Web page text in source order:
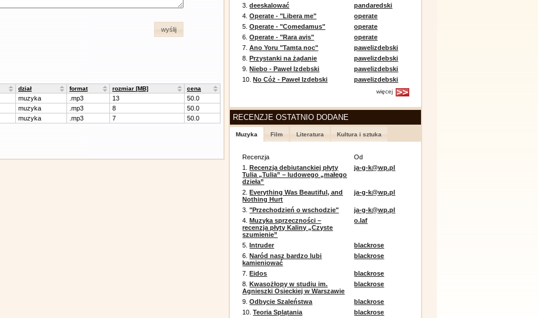
wyślij
dział format rozmiar [MB] cena
muzyka .mp3 13
50.0
muzyka .mp3 8
50.0
muzyka .mp3 7 50.0
3.deeskalować
pandaredski
4.Operate - "Libera me"
operate
5.Operate - "Comedamus"
operate
6.Operate - "Rara avis"
operate
7.Ano Yoru "Tamta noc"
pawelizdebski
8.Przystanki na żądanie
pawelizdebski
9.Niebo - Paweł Izdebski
pawelizdebski
10.No Cóż - Paweł Izdebski pawelizdebski
więcej
RECENZJE OSTATNIO DODANE
Muzyka Film Literatura Kultura i sztuka
Recenzja
Od
1.Recenzja debiutanckiej płyty
Tulia „Tulia” – ludowego „małego
dzieła”
ja-g-k@wp.pl
2.Everything Was Beautiful, and
Nothing Hurt
ja-g-k@wp.pl
3."Przechodzień o wschodzie"
ja-g-k@wp.pl
4.Muzyka sprzeczności –
recenzja płyty Kaliny „Czyste
szumienie”
o.laf
5.Intruder
blackrose
6.Naród nasz bardzo lubi
kamieniować
blackrose
7.Eidos
blackrose
8.Kwasożłopy w studiu im.
Agnieszki Osieckiej w Warszawie
blackrose
9.Odbycie Szaleństwa
blackrose
10.Teoria Splątania blackrose